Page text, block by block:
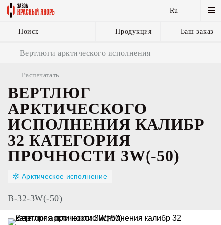
Ru
Поиск Продукция
и комплектующие
Ваш заказ
Вертлюги арктического исполнения
Распечатать
ВЕРТЛЮГ
АРКТИЧЕСКОГО
ИСПОЛНЕНИЯ КАЛИБР
32 КАТЕГОРИЯ
ПРОЧНОСТИ 3W(-50)
Арктическое исполнение
В-32-3W(-50)